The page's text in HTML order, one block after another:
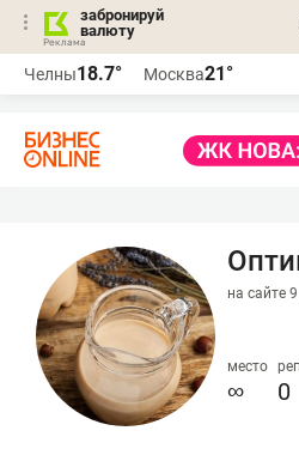
забронируй
валюту
Челны18.7° Москва21°
на сайте
место
∞ 0